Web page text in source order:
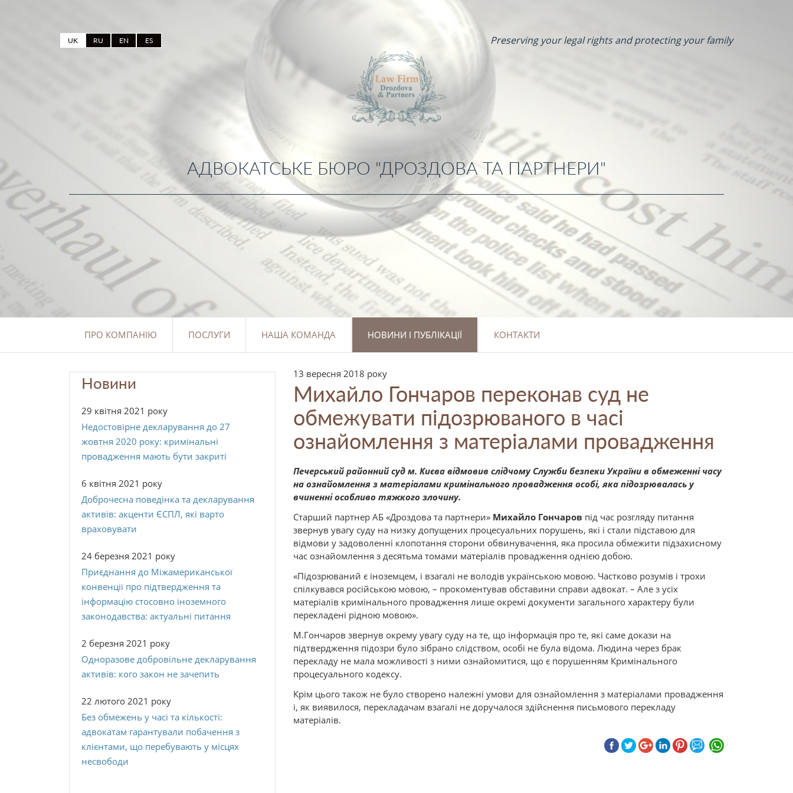
UK RU EN ES Preserving your legal rights and protecting your family
АДВОКАТСЬКЕ БЮРО "ДРОЗДОВА ТА ПАРТНЕРИ"
ПРО КОМПАНІЮ ПОСЛУГИ НАША КОМАНДА НОВИНИ І ПУБЛІКАЦІЇ КОНТАКТИ
Новини
29 квітня 2021 року
Недостовірне декларування до 27
жовтня 2020 року: кримінальні
провадження мають бути закриті
6 квітня 2021 року
Доброчесна поведінка та декларування
активів: акценти ЄСПЛ, які варто
враховувати
24 березня 2021 року
Приєднання до Міжамериканської
конвенції про підтвердження та
інформацію стосовно іноземного
законодавства: актуальні питання
2 березня 2021 року
Одноразове добровільне декларування
активів: кого закон не зачепить
22 лютого 2021 року
Без обмежень у часі та кількості:
адвокатам гарантували побачення з
клієнтами, що перебувають у місцях
несвободи
13 вересня 2018 року
Михайло Гончаров переконав суд не
обмежувати підозрюваного в часі
ознайомлення з матеріалами провадження
Печерський районний суд м. Києва відмовив слідчому Служби безпеки України в обмеженні часу
на ознайомлення з матеріалами кримінального провадження особі, яка підозрювалась у
вчиненні особливо тяжкого злочину.
Старший партнер АБ «Дроздова та партнери» Михайло Гончаров під час розгляду питання
звернув увагу суду на низку допущених процесуальних порушень, які і стали підставою для
відмови у задоволенні клопотання сторони обвинувачення, яка просила обмежити підзахисному
час ознайомлення з десятьма томами матеріалів провадження однією добою.
«Підозрюваний є іноземцем, і взагалі не володів українською мовою. Частково розумів і трохи
спілкувався російською мовою, – прокоментував обставини справи адвокат. – Але з усіх
матеріалів кримінального провадження лише окремі документи загального характеру були
перекладені рідною мовою».
М.Гончаров звернув окрему увагу суду на те, що інформація про те, які саме докази на
підтвердження підозри було зібрано слідством, особі не була відома. Людина через брак
перекладу не мала можливості з ними ознайомитися, що є порушенням Кримінального
процесуального кодексу.
Крім цього також не було створено належні умови для ознайомлення з матеріалами провадження
і, як виявилося, перекладачам взагалі не доручалося здійснення письмового перекладу
матеріалів.